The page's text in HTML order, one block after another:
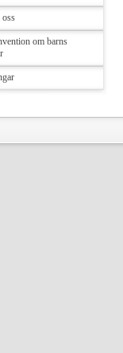
oss
om barns